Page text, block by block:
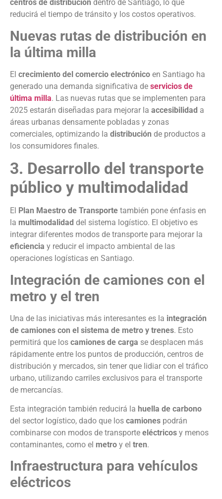
centros de distribución dentro de Santiago, lo que
reducirá el tiempo de tránsito y los costos operativos.
Nuevas rutas de distribución en
la última milla
El crecimiento del comercio electrónico en Santiago ha
generado una demanda significativa de servicios de
última milla. Las nuevas rutas que se implementen para
2025 estarán diseñadas para mejorar la accesibilidad a
áreas urbanas densamente pobladas y zonas
comerciales, optimizando la distribución de productos a
los consumidores finales.
3. Desarrollo del transporte
público y multimodalidad
El Plan Maestro de Transporte también pone énfasis en
la multimodalidad del sistema logístico. El objetivo es
integrar diferentes modos de transporte para mejorar la
eficiencia y reducir el impacto ambiental de las
operaciones logísticas en Santiago.
Integración de camiones con el
metro y el tren
Una de las iniciativas más interesantes es la integración
de camiones con el sistema de metro y trenes. Esto
permitirá que los camiones de carga se desplacen más
rápidamente entre los puntos de producción, centros de
distribución y mercados, sin tener que lidiar con el tráfico
urbano, utilizando carriles exclusivos para el transporte
de mercancías.
Esta integración también reducirá la huella de carbono
del sector logístico, dado que los camiones podrán
combinarse con modos de transporte eléctricos y menos
contaminantes, como el metro y el tren.
Infraestructura para vehículos
eléctricos